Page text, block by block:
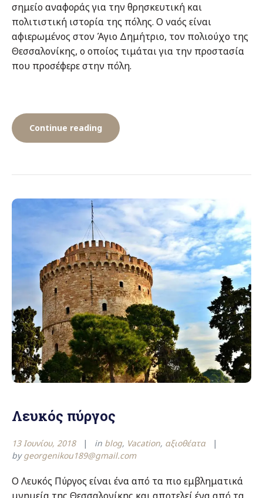
σημείο αναφοράς για την θρησκευτική και
πολιτιστική ιστορία της πόλης. Ο ναός είναι
αφιερωμένος στον Άγιο Δημήτριο, τον πολιούχο της
Θεσσαλονίκης, ο οποίος τιμάται για την προστασία
που προσέφερε στην πόλη.
Continue reading
Αγίου
Δημητρίου
στη
Θεσσαλονίκη”
Λευκός πύργος
13 Ιουνίου, 2018 in blog, Vacation, αξιοθέατα
bygeorgenikou189@gmail.com
Ο Λευκός Πύργος είναι ένα από τα πιο εμβληματικά
μνημεία της Θεσσαλονίκης και αποτελεί ένα από τα